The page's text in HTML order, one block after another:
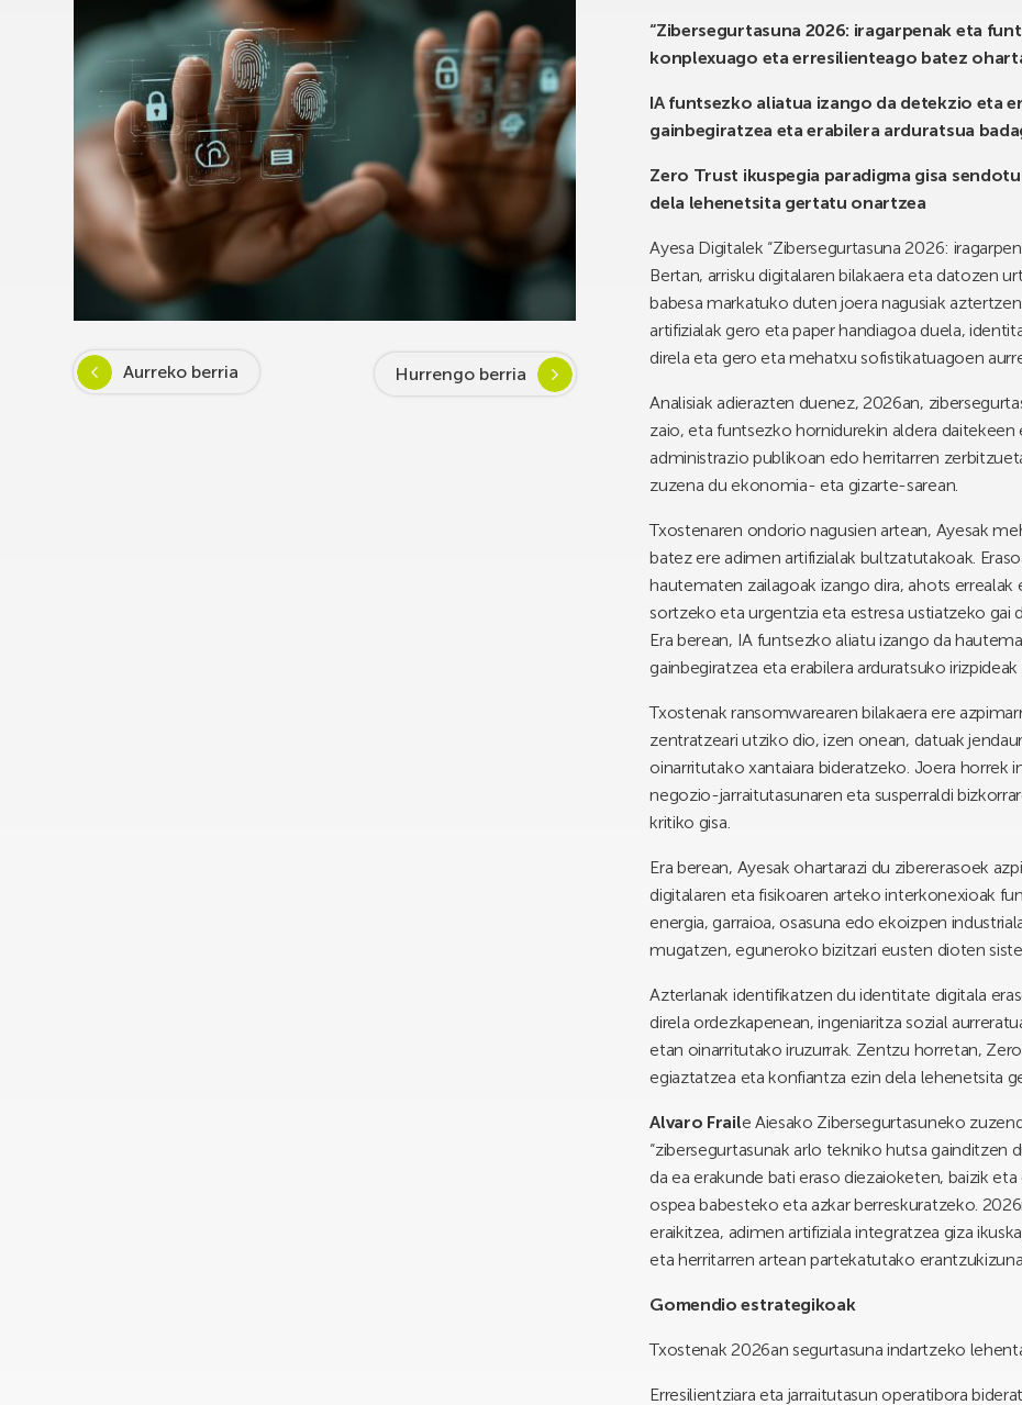
Aurreko berria Hurrengo berria
“Zibersegurtasuna 2026: iragarpenak eta
konplexuago eta erresilienteago batez
IA funtsezko aliatua izango da detekzio eta
gainbegiratzea eta erabilera arduratsua
Zero Trust ikuspegia paradigma gisa
dela lehenetsita gertatu onartzea
Ayesa Digitalek “Zibersegurtasuna 2026:
Bertan, arrisku digitalaren bilakaera eta datozen
babesa markatuko duten joera nagusiak
artifizialak gero eta paper handiagoa duela,
direla eta gero eta mehatxu sofistikatuagoen
Analisiak adierazten duenez, 2026an,
zaio, eta funtsezko hornidurekin aldera
administrazio publikoan edo herritarren
zuzena du ekonomia- eta gizarte-sarean.
Txostenaren ondorio nagusien artean, Ayesak
batez ere adimen artifizialak bultzatutakoak.
hautematen zailagoak izango dira, ahots
sortzeko eta urgentzia eta estresa ustiatzeko gai
Era berean, IA funtsezko aliatu izango da
gainbegiratzea eta erabilera arduratsuko irizpideak
Txostenak ransomwarearen bilakaera ere
zentratzeari utziko dio, izen onean, datuak
oinarritutako xantaiara bideratzeko. Joera horrek
negozio-jarraitutasunaren eta susperraldi
kritiko gisa.
Era berean, Ayesak ohartarazi du zibererasoek
digitalaren eta fisikoaren arteko interkonexioak
energia, garraioa, osasuna edo ekoizpen
mugatzen, eguneroko bizitzari eusten dioten
Azterlanak identifikatzen du identitate digitala
direla ordezkapenean, ingeniaritza sozial
etan oinarritutako iruzurrak. Zentzu horretan,
egiaztatzea eta konfiantza ezin dela lehenetsita
Alvaro Fraile Aiesako Zibersegurtasuneko
“zibersegurtasunak arlo tekniko hutsa gainditzen
da ea erakunde bati eraso diezaioketen, baizik
ospea babesteko eta azkar berreskuratzeko.
eraikitzea, adimen artifiziala integratzea giza
eta herritarren artean partekatutako
Gomendio estrategikoak
Txostenak 2026an segurtasuna indartzeko
Erresilientziara eta jarraitutasun operatibora